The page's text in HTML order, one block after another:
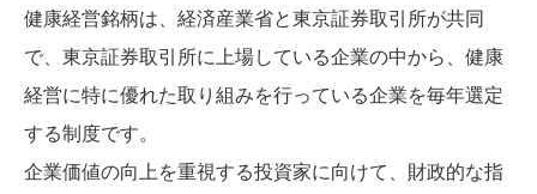
健康経営銘柄は、経済産業省と東京証券取引所が共同
で、東京証券取引所に上場している企業の中から、健康
経営に特に優れた取り組みを行っている企業を毎年選定
する制度です。
企業価値の向上を重視する投資家に向けて、財政的な指